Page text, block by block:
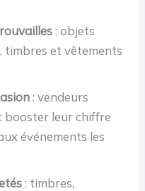
: objets
timbres et vêtements
: vendeurs
booster leur chiffre
événements les
: timbres,